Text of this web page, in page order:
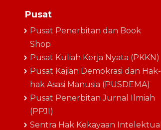
Pusat
Pusat Penerbitan dan Book
Shop
Pusat Kuliah Kerja Nyata (PKKN)
Pusat Kajian Demokrasi dan Hak-
hak Asasi Manusia (PUSDEMA)
Pusat Penerbitan Jurnal Ilmiah
(PPJI)
Sentra Hak Kekayaan Intelektual